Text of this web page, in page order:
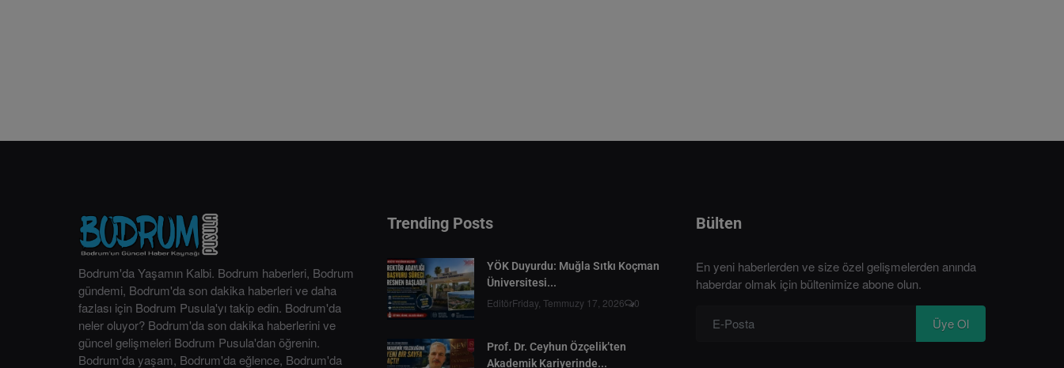
Bodrum'da Yaşamın Kalbi. Bodrum haberleri, Bodrum
gündemi, Bodrum'da son dakika haberleri ve daha
fazlası için Bodrum Pusula'yı takip edin. Bodrum'da
neler oluyor? Bodrum'da son dakika haberlerini ve
güncel gelişmeleri Bodrum Pusula'dan öğrenin.
Bodrum'da yaşam, Bodrum'da eğlence, Bodrum'da
Trending Posts
YÖK Duyurdu: Muğla Sıtkı Koçman
Üniversitesi...
EditörFriday, Temmuzy 17, 2026 0
Prof. Dr. Ceyhun Özçelik’ten
Akademik Kariyerinde...
Bülten
En yeni haberlerden ve size özel gelişmelerden anında
haberdar olmak için bültenimize abone olun.
Üye Ol